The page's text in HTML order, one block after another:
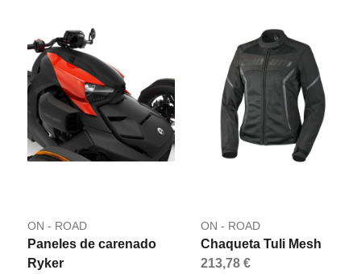
ON - ROAD
Paneles de carenado
Ryker
ON - ROAD
Chaqueta Tuli Mesh
213,78 €